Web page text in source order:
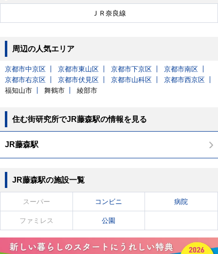
ＪＲ奈良線
周辺の人気エリア
京都市中京区 京都市東山区 京都市下京区
京都市南区
京都市右京区
京都市伏見区 京都市山科区
京都市西京区
福知山市
舞鶴市 綾部市
住む街研究所でJR藤森駅の情報を見る
JR藤森駅
JR藤森駅の施設一覧
スーパー コンビニ 病院
ファミレス 公園